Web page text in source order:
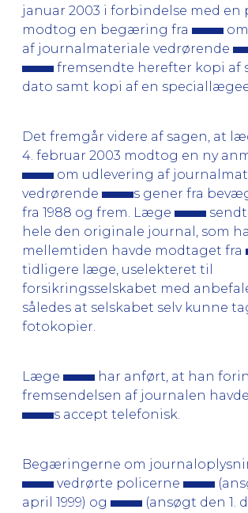
januar 2003 i forbindelse med en
modtog en begæring fra
af journalmateriale vedrørende
fremsendte herefter kopi af
dato samt kopi af en
Det fremgår videre af sagen, at
4. februar 2003 modtog en ny
om udlevering af
vedrørende
s gener fra
fra 1988 og frem. Læge
hele den originale journal, som
mellemtiden havde modtaget fra
tidligere læge, uselekteret til
forsikringsselskabet med
således at selskabet selv kunne
fotokopier.
Læge
har anført, at han
fremsendelsen af journalen
s accept telefonisk.
Begæringerne om
vedrørte policerne
april 1999) og
(ansøgt den 1.